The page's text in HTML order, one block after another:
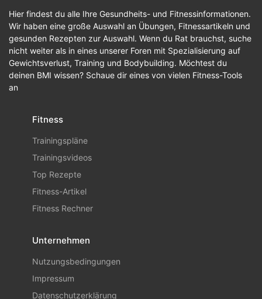
Hier findest du alle Ihre Gesundheits- und Fitnessinformationen.
Wir haben eine große Auswahl an Übungen, Fitnessartikeln und
gesunden Rezepten zur Auswahl. Wenn du Rat brauchst, suche
nicht weiter als in eines unserer Foren mit Spezialisierung auf
Gewichtsverlust, Training und Bodybuilding. Möchtest du
deinen BMI wissen? Schaue dir eines von vielen Fitness-Tools
an
Fitness
Trainingspläne
Trainingsvideos
Top Rezepte
Fitness-Artikel
Fitness Rechner
Unternehmen
Nutzungsbedingungen
Impressum
Datenschutzerklärung